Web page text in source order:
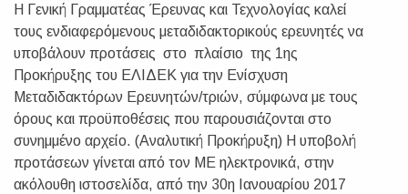
H Γενική Γραμματέας Έρευνας και Τεχνολογίας καλεί
τους ενδιαφερόμενους μεταδιδακτορικούς ερευνητές να
υποβάλουν προτάσεις στο πλαίσιο της 1ης
Προκήρυξης του ΕΛΙΔΕΚ για την Ενίσχυση
Μεταδιδακτόρων Ερευνητών/τριών, σύμφωνα με τους
όρους και προϋποθέσεις που παρουσιάζονται στο
συνημμένο αρχείο. (Αναλυτική Προκήρυξη) Η υποβολή
προτάσεων γίνεται από τον ΜΕ ηλεκτρονικά, στην
ακόλουθη ιστοσελίδα, από την 30η Ιανουαρίου 2017